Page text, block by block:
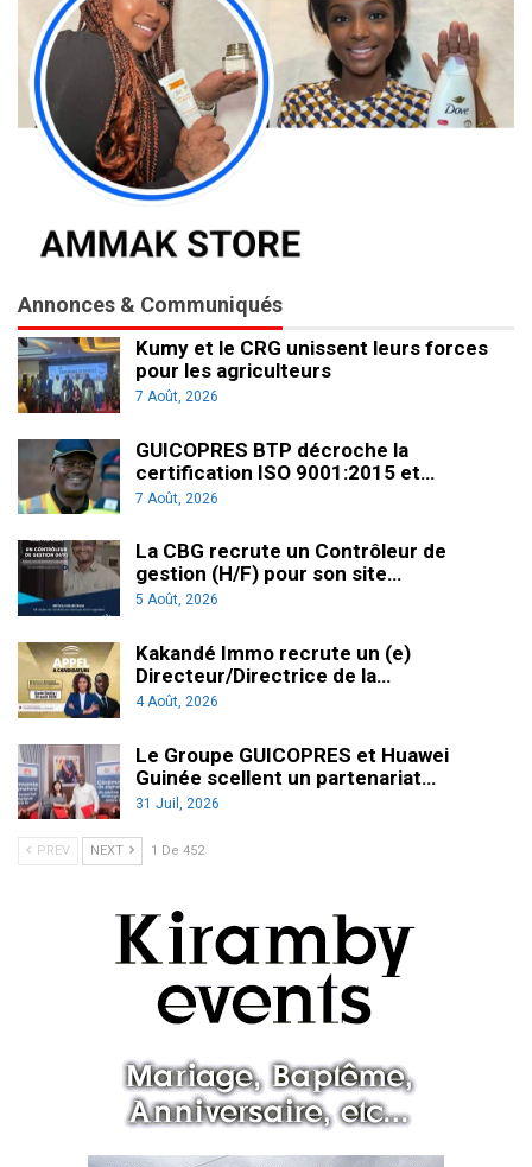
Annonces & Communiqués
Kumy et le CRG unissent leurs forces
pour les agriculteurs
7 Août, 2026
GUICOPRES BTP décroche la
certification ISO 9001:2015 et…
7 Août, 2026
La CBG recrute un Contrôleur de
gestion (H/F) pour son site…
5 Août, 2026
Kakandé Immo recrute un (e)
Directeur/Directrice de la…
4 Août, 2026
Le Groupe GUICOPRES et Huawei
Guinée scellent un partenariat…
31 Juil, 2026
PREV NEXT 1 De 452